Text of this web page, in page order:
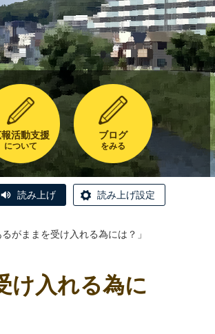
報活動支援
について
ブログ
をみる
読み上げ 読み上げ設定
がままを受け入れる為には？」
け入れる為に